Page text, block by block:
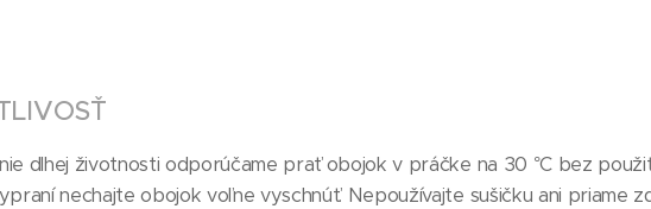
dlhej životnosti odporúčame prať obojok v práčke na 30 °C bez
nechajte obojok voľne vyschnúť. Nepoužívajte sušičku ani priame